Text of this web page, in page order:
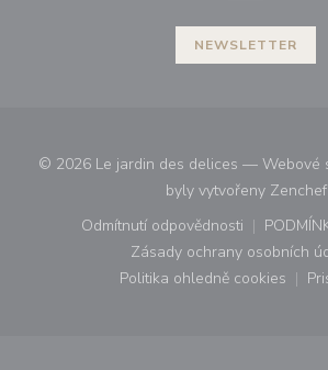
NEWSLETTER
© 2026 Le jardin des delices — Webové
byly vytvořeny Zenchef
Odmítnutí odpovědnosti
((otevře se v novém
Zásady ochrany osobních
((otevře se
Politika ohledně cookies
((otevře se v